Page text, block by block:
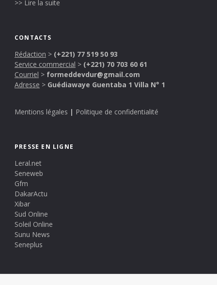
>> Lire la suite
CONTACTS
Rédaction > (+221) 77 519 50 93
Service commercial > (+221) 70 703 60 61
Courriel > formeddevdur@gmail.com
Adresse > Guédiawaye Guentaba 1 Villa N° 1
Mentions légales | Politique de confidentialité
PRESSE EN LIGNE
Leral.net
Seneweb
Gfm
DakarActu
Xibar
Sud Online
Soleil Online
Sunu News
Seneplus